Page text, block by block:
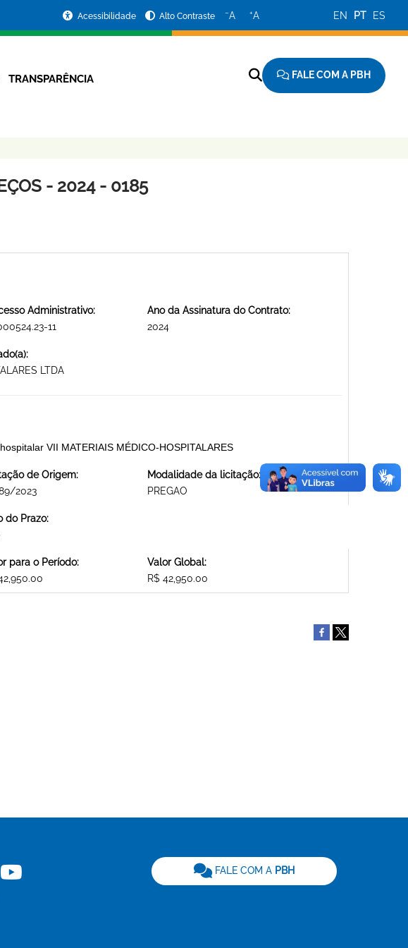
Acessibilidade Alto Contraste −A +A EN PT ES
TRANSPARÊNCIA FALE COM A PBH
- 2024 - 0185
Administrativo:
11
Ano da Assinatura do Contrato:
2024
LTDA
VII MATERIAIS MÉDICO-HOSPITALARES
de Origem:
2023
Modalidade da licitação:
PREGAO
do Prazo:
para o Período:
Valor Global:
R$ 42,950.00
Flickr FALE COM A PBH